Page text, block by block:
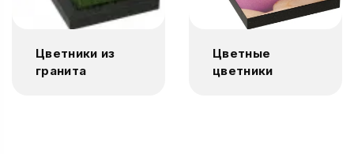
Цветники из
гранита
Цветные
цветники